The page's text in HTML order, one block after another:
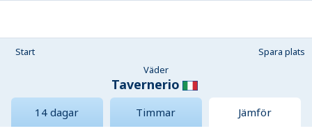
Start
Spara plats
Väder
Tavernerio
14 dagar Timmar Jämför